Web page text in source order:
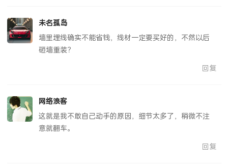
未名孤岛
墙里埋线确实不能省钱，线材一定要买好的，不然以后
砸墙重装？
回复
网络浪客
这就是我不敢自己动手的原因，细节太多了，稍微不注
意就翻车。
回复